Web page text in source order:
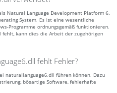
Natural Language Development Platform 6,
System. Es ist eine wesentliche
Programme ordnungsgemäß funktionieren.
kann dies die Arbeit der zugehörigen
fehlt Fehler?
naturallanguage6.dll führen können. Dazu
bösartige Software, fehlerhafte